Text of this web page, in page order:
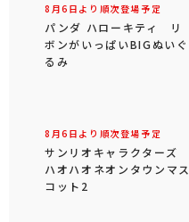
8月6日より順次登場予定
パンダ ハローキティ リ
ボンがいっぱいBIGぬいぐ
るみ
8月6日より順次登場予定
サンリオキャラクターズ
ハオハオネオンタウンマス
コット2